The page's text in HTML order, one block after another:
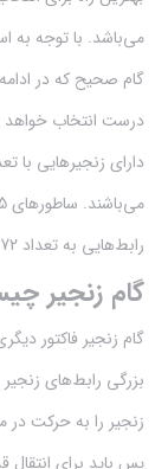
می‌باشد. با توجه به
گام صحیح که در
رابط‌هایی به تعداد 72 عدد می‌باشند.
گام زنجیر
گام زنجیر فاکتور
بزرگی رابط‌های
زنجیر را به حرکت در
پس باید برای